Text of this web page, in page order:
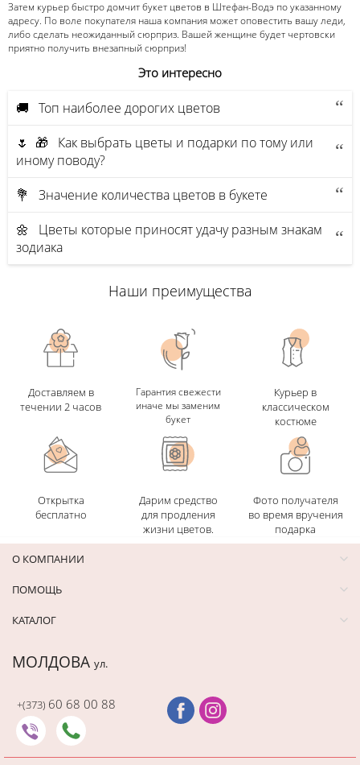
Затем курьер быстро домчит букет цветов в Штефан-Водэ по указанному
адресу. По воле покупателя наша компания может оповестить вашу леди,
либо сделать неожиданный сюрприз. Вашей женщине будет чертовски
приятно получить внезапный сюрприз!
Это интересно
🚚 Топ наиболее дорогих цветов
🌷 🎁 Как выбрать цветы и подарки по тому или
иному поводу?
💐 Значение количества цветов в букете
🌼 Цветы которые приносят удачу разным знакам
зодиака
Наши преимущества
Доставляем в
течении 2 часов
Гарантия свежести
иначе мы заменим
букет
Курьер в
классическом
костюме
Открытка
бесплатно
Дарим средство
для продления
жизни цветов.
Фото получателя
во время вручения
подарка
О КОМПАНИИ
ПОМОЩЬ
КАТАЛОГ
МОЛДОВА ул.
+(373) 60 68 00 88